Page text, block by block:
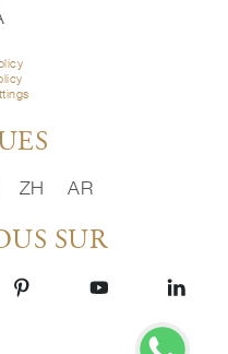
ZH AR
SUR